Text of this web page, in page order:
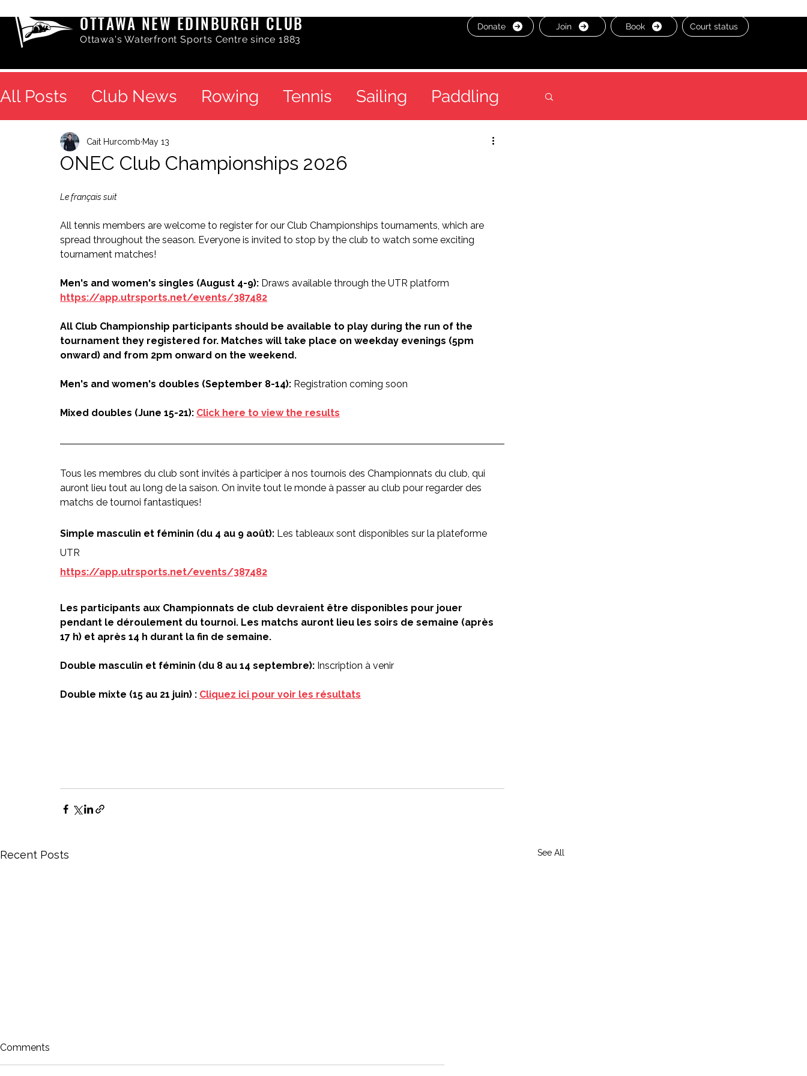
OTTAWA NEW EDINBURGH CLUB
Ottawa's Waterfront Sports Centre since 1883
Donate Join Book Court status
All Posts Club News Rowing Tennis Sailing Paddling
ONEC Club Championships 2026
Cait Hurcomb May 13
Le français suit
All tennis members are welcome to register for our Club Championships tournaments, which are
spread throughout the season. Everyone is invited to stop by the club to watch some exciting
tournament matches!
Men's and women's singles (August 4-9): Draws available through the UTR platform
https://app.utrsports.net/events/387482
All Club Championship participants should be available to play during the run of the
tournament they registered for. Matches will take place on weekday evenings (5pm
onward) and from 2pm onward on the weekend.
Men's and women's doubles (September 8-14): Registration coming soon
Mixed doubles (June 15-21): Click here to view the results
Tous les membres du club sont invités à participer à nos tournois des Championnats du club, qui
auront lieu tout au long de la saison. On invite tout le monde à passer au club pour regarder des
matchs de tournoi fantastiques!
Simple masculin et féminin (du 4 au 9 août): Les tableaux sont disponibles sur la plateforme
UTR
https://app.utrsports.net/events/387482
Les participants aux Championnats de club devraient être disponibles pour jouer
pendant le déroulement du tournoi. Les matchs auront lieu les soirs de semaine (après
17 h) et après 14 h durant la fin de semaine.
Double masculin et féminin (du 8 au 14 septembre): Inscription à venir
Double mixte (15 au 21 juin) : Cliquez ici pour voir les résultats
Recent Posts See All
Comments